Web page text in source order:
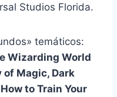
Studios Florida.
temáticos:
Wizarding World
Magic, Dark
to Train Your